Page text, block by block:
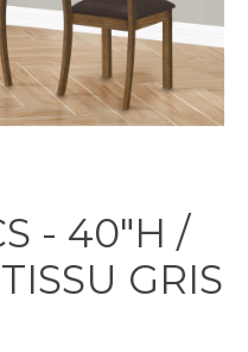
- 40"H /
GRIS